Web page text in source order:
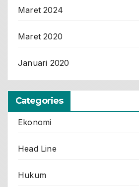
Maret 2024
Maret 2020
Januari 2020
Categories
Ekonomi
Head Line
Hukum